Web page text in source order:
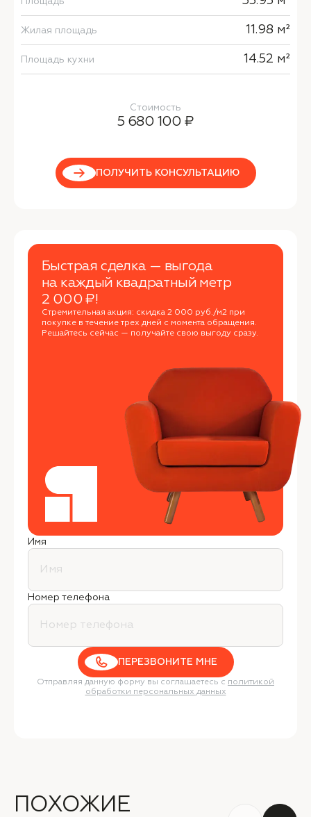
Жилая площадь 11.98 м²
Площадь кухни 14.52 м²
Стоимость
5 680 100 ₽
ПОЛУЧИТЬ КОНСУЛЬТАЦИЮ
Быстрая сделка — выгода
на каждый квадратный метр
2 000 ₽!
Стремительная акция: скидка 2 000 руб./м2 при
покупке в течение трех дней с момента обращения.
Решайтесь сейчас — получайте свою выгоду сразу.
Имя
Номер телефона
ПЕРЕЗВОНИТЕ МНЕ
Отправляя данную форму вы соглашаетесь с политикой
обработки персональных данных
ПОХОЖИЕ